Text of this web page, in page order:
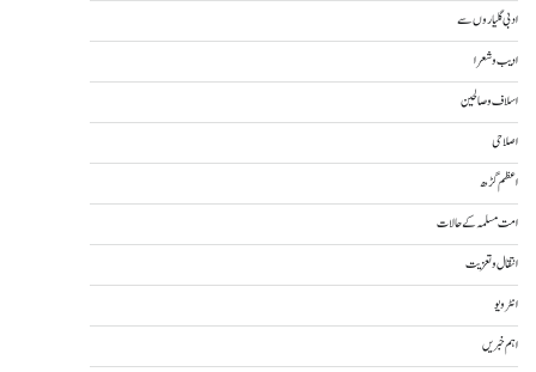
ادبی گلیاروں سے
ادیب و شعرا
اسلاف و صالحین
اصلاحی
اعظم گڑھ
امت مسلمہ کے حالات
انتقال و تعزیت
انٹرویو
اہم خبریں